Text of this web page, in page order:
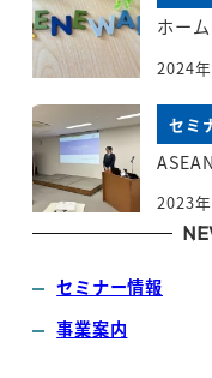
ホー
2024
セミ
2023
セミナー情報
事業案内